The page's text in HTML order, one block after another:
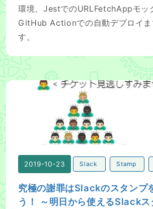
環境、JestでのURLFetchAppモッ
GitHub Actionでの自動デプロイま
す。
究極の謝罪はSlackのスタンプを活用
2019-10-23 Slack Stamp
究極の謝罪はSlackのスタンプ
う！ ～明日から使えるSlackス